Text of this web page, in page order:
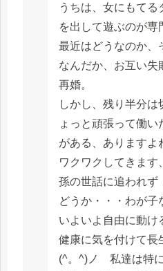
うちは、女にもてる
を出して遊ぶのが専
最近はどうなのか、
なんだか、お互い失
再婚。
しかし、残り半分は
ょっと頑張って働
がある、ありますよ
ワクワクしてきます
孫の世話に追われず
どうか・・・わが子
いよいよ自由に動け
健康に気を付けて長
(^。^)ノ 私達は特に